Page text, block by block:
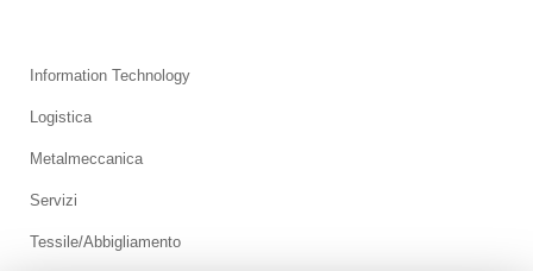
Information Technology
Logistica
Metalmeccanica
Servizi
Tessile/Abbigliamento